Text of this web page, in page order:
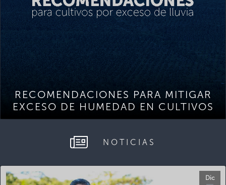
RECOMENDACIONES PARA MITIGAR
EXCESO DE HUMEDAD EN CULTIVOS
NOTICIAS
Dic